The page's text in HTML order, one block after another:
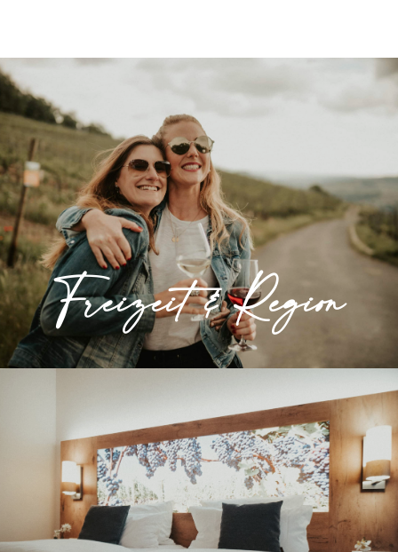
Freizeit & Region
Freizeit & Region
Wunderschöne Landschaften und vielfältige
Freizeitangebote machen das Ahrtal zum
idealen Ausflugsziel.
» Mehr erfahren
Zimmer & Suiten
Wählen Sie zwischen 56 geschmackvoll
eingerichteten Doppel-, Einzelzimmern und
Suiten.